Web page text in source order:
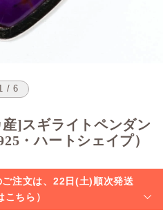
/ 6
]スギライトペンダン
・ハートシェイプ）
注文は、22日(土)順次発送
ちら）